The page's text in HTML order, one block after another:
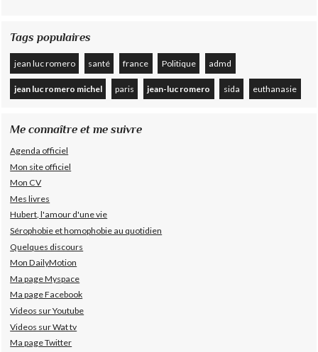
Tags populaires
jean luc romero santé france Politique admd
jean luc romero michel paris jean-luc romero sida euthanasie
Me connaître et me suivre
Agenda officiel
Mon site officiel
Mon CV
Mes livres
Hubert, l'amour d'une vie
Sérophobie et homophobie au quotidien
Quelques discours
Mon DailyMotion
Ma page Myspace
Ma page Facebook
Videos sur Youtube
Videos sur Wat tv
Ma page Twitter